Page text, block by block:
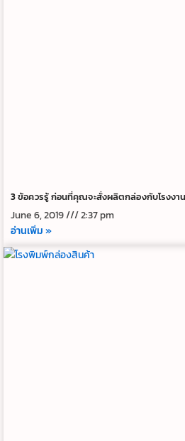
3 ข้อควรรู้ ก่อนที่คุณจะสั่งผลิตกล่องกับโรงง
June 6, 2019
2:37 pm
อ่านเพิ่ม »